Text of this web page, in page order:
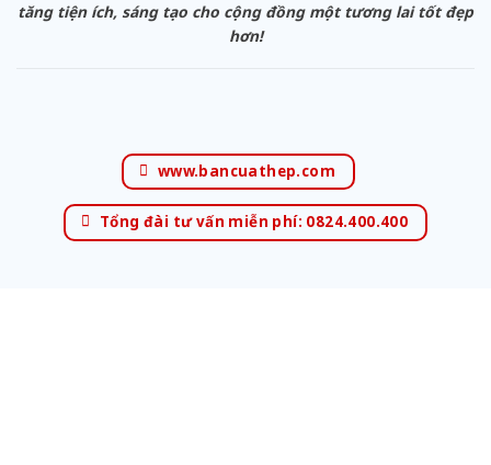
tăng tiện ích, sáng tạo cho cộng đồng một tương lai tốt đẹp
hơn!
www.bancuathep.com
Tổng đài tư vấn miễn phí: 0824.400.400